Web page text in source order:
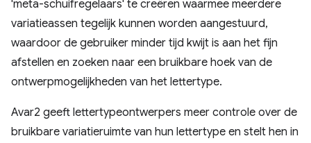
'meta-schuifregelaars' te creëren waarmee meerdere
variatieassen tegelijk kunnen worden aangestuurd,
waardoor de gebruiker minder tijd kwijt is aan het fijn
afstellen en zoeken naar een bruikbare hoek van de
ontwerpmogelijkheden van het lettertype.
Avar2 geeft lettertypeontwerpers meer controle over de
bruikbare variatieruimte van hun lettertype en stelt hen in